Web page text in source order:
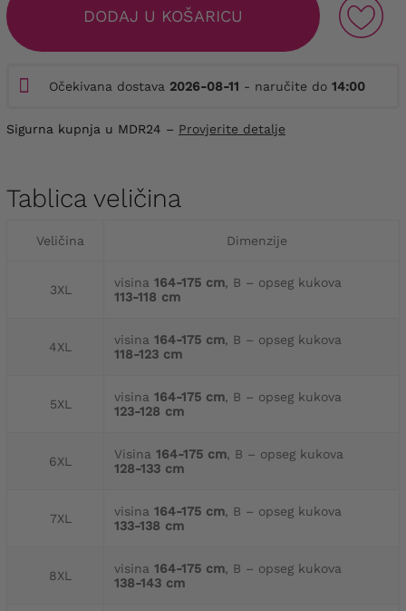
DODAJ U KOŠARICU
Očekivana dostava 2026-08-11 - naručite do 14:00
Sigurna kupnja u MDR24 – Provjerite detalje
Tablica veličina
Veličina Dimenzije
3XL visina 164-175 cm, B – opseg kukova
113-118 cm
4XL visina 164-175 cm, B – opseg kukova
118-123 cm
5XL visina 164-175 cm, B – opseg kukova
123-128 cm
6XL Visina 164-175 cm, B – opseg kukova
128-133 cm
7XL visina 164-175 cm, B – opseg kukova
133-138 cm
8XL visina 164-175 cm, B – opseg kukova
138-143 cm